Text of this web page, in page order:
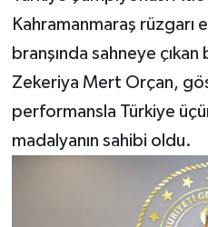
Kahramanmaraş rüzgarı
branşında sahneye çıkan
Zekeriya Mert Orçan,
performansla Türkiye
madalyanın sahibi oldu.